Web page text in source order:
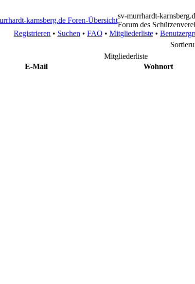
sv-murrhardt-
Forum des
Registrieren • Suchen • FAQ • Mitgliederliste •
Mitgliederliste
E-Mail Wohnort